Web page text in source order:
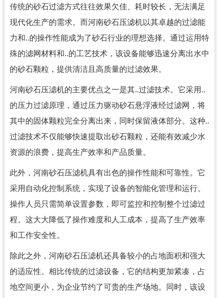
传统的砂石过滤方式往往效果欠佳、耗时较长，无法满足
现代化生产的需求。而河南砂石压滤机以其卓越的过滤能
力和..的操作性能成为了砂石行业的理想选择。通过运用特
殊的滤网材料和..的工艺技术，该设备能够迅速分离出水中
的砂石颗粒，提供清洁且高质量的过滤效果。
河南砂石压滤机的主要优点之一是其..过滤技术。它采用..
的压力过滤原理，通过压力驱动砂石悬浮液经过滤网，将
其中的固体颗粒完全分离出来，同时保留液体部分。这种..
过滤技术不仅能够快速提取出砂石颗粒，还能有效减少水
资源的浪费，提高生产效率和产品质量。
此外，河南砂石压滤机具有出色的操作性能和可靠性。它
采用自动化控制系统，实现了设备的智能化管理和运行。
操作人员只需简单设置参数，即可监控和控制整个过滤过
程。这大大降低了操作难度和人工成本，提高了生产效率
和工作安全性。
除此之外，河南砂石压滤机还具备较小的占地面积和强大
的适应性。相比传统的过滤设备，它的结构更加紧凑，占
地空间更小，为企业节约了可贵的生产场地。同时，该设